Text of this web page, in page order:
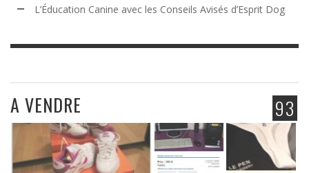
L’Éducation Canine avec les Conseils Avisés d’Esprit Dog
93
A VENDRE